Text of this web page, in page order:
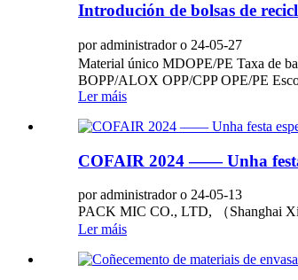
Introdución de bolsas de
por administrador o 24-05-27
Material único MDOPE/PE Taxa de
BOPP/ALOX OPP/CPP OPE/PE
Ler máis
COFAIR 2024 —— Unha
por administrador o 24-05-13
PACK MIC CO., LTD, （Shanghai
Ler máis